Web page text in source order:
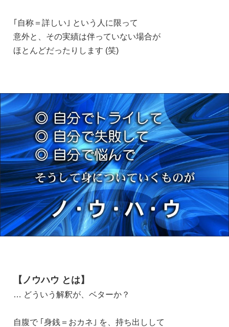
｢自称＝詳しい｣ という人に限って
意外と、その実績は伴っていない場合が
ほとんどだったりします (笑)
【ノウハウ とは】
… どういう解釈が、ベターか？
自腹で ｢身銭＝おカネ｣ を、持ち出しして